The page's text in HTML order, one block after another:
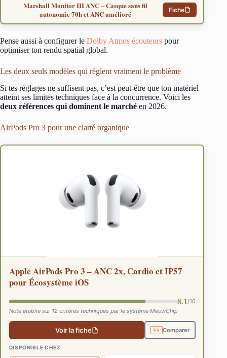
Marshall Monitor III ANC – Casque sans fil
autonomie 70h et ANC amélioré
Fiche
Pense aussi à configurer le Dolby Atmos écouteurs pour
optimiser ton rendu spatial global.
Les deux seuls modèles qui règlent vraiment le problème
Si tes réglages ne suffisent pas, c’est peut-être que ton matériel
atteint ses limites techniques face à la concurrence. Voici les
deux références qui dominent le marché en 2026.
AirPods Pro 3 pour une clarté organique
Apple AirPods Pro 3 – ANC 2x, Cardio et IP57
pour Écosystème iOS
8.1/10
Note établie sur 12 critères techniques par le système MeowChip
Voir la fiche Comparer
DISPONIBLE CHEZ